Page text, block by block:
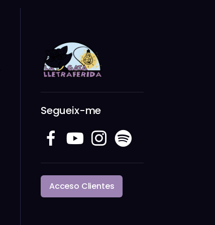
Segueix-me
Acceso Clientes